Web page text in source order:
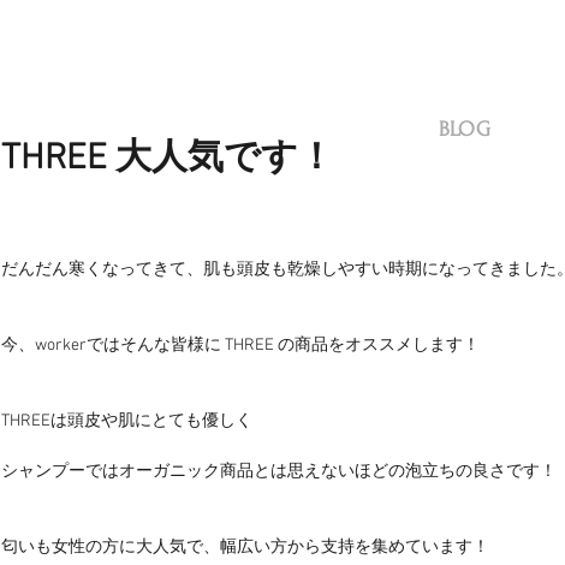
THREE 大人気です！
だんだん寒くなってきて、肌も頭皮も乾燥しやすい時期になってきました。
今、workerではそんな皆様に THREE の商品をオススメします！
THREEは頭皮や肌にとても優しく
シャンプーではオーガニック商品とは思えないほどの泡立ちの良さです！
匂いも女性の方に大人気で、幅広い方から支持を集めています！
BLOG